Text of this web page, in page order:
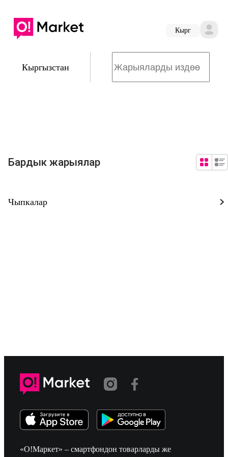
Кырг
Кыргызстан
Бардык жарыялар
Чыпкалар
«О!Маркет» – смартфондон товарларды же